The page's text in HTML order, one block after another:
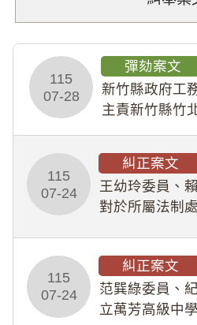
115
07-28
彈劾案文
新竹縣政府工
主責新竹縣竹
幣1,483萬餘元
贈；復罔顧公
於停工期間
115
07-24
糾正案文
王幼玲委員、
對於所屬法制
人員保障法」
所定維護公務
115
07-24
糾正案文
范巽綠委員、
立萬芳高級中